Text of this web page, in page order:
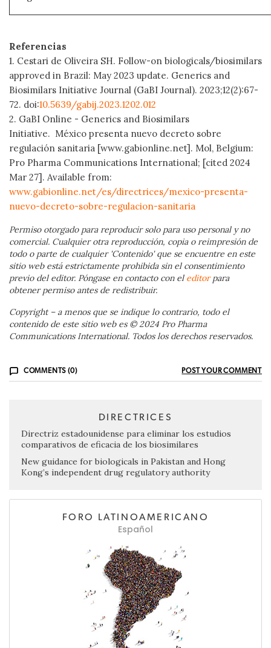
Referencias
1. Cestari de Oliveira SH. Follow-on biologicals/biosimilars
approved in Brazil: May 2023 update. Generics and
Biosimilars Initiative Journal (GaBI Journal). 2023;12(2):67-
72. doi:10.5639/gabij.2023.1202.012
2. GaBI Online - Generics and Biosimilars
Initiative. México presenta nuevo decreto sobre
regulación sanitaria [www.gabionline.net]. Mol, Belgium:
Pro Pharma Communications International; [cited 2024
Mar 27]. Available from:
www.gabionline.net/es/directrices/mexico-presenta-
nuevo-decreto-sobre-regulacion-sanitaria
Permiso otorgado para reproducir solo para uso personal y no
comercial. Cualquier otra reproducción, copia o reimpresión de
todo o parte de cualquier 'Contenido' que se encuentre en este
sitio web está estrictamente prohibida sin el consentimiento
previo del editor. Póngase en contacto con el editorpara
obtener permiso antes de redistribuir.
Copyright – a menos que se indique lo contrario, todo el
contenido de este sitio web es © 2024 Pro Pharma
Communications International. Todos los derechos reservados.
COMMENTS (0) POST YOUR COMMENT
DIRECTRICES
Directriz estadounidense para eliminar los estudios
comparativos de eficacia de los biosimilares
New guidance for biologicals in Pakistan and Hong
Kong’s independent drug regulatory authority
FORO LATINOAMERICANO
Español